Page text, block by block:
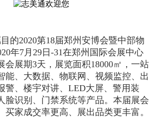
的2020第18届郑州安博会暨中部物
年7月29日-31在郑州国际会展中心
会展期3天，展览面积18000㎡，一站
能、大数据、物联网、视频监控、出
警、楼宇对讲、LED大屏、警用装
脸识别、门禁系统等产品。本届展会
买家成交率更高、展出品类更丰富。